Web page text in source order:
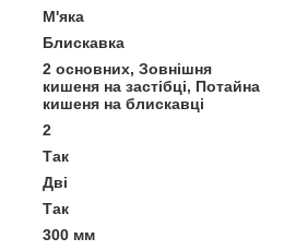
М'яка
Блискавка
2 основних, Зовнішня
кишеня на застібці, Потайна
кишеня на блискавці
2
Так
Дві
Так
300 мм